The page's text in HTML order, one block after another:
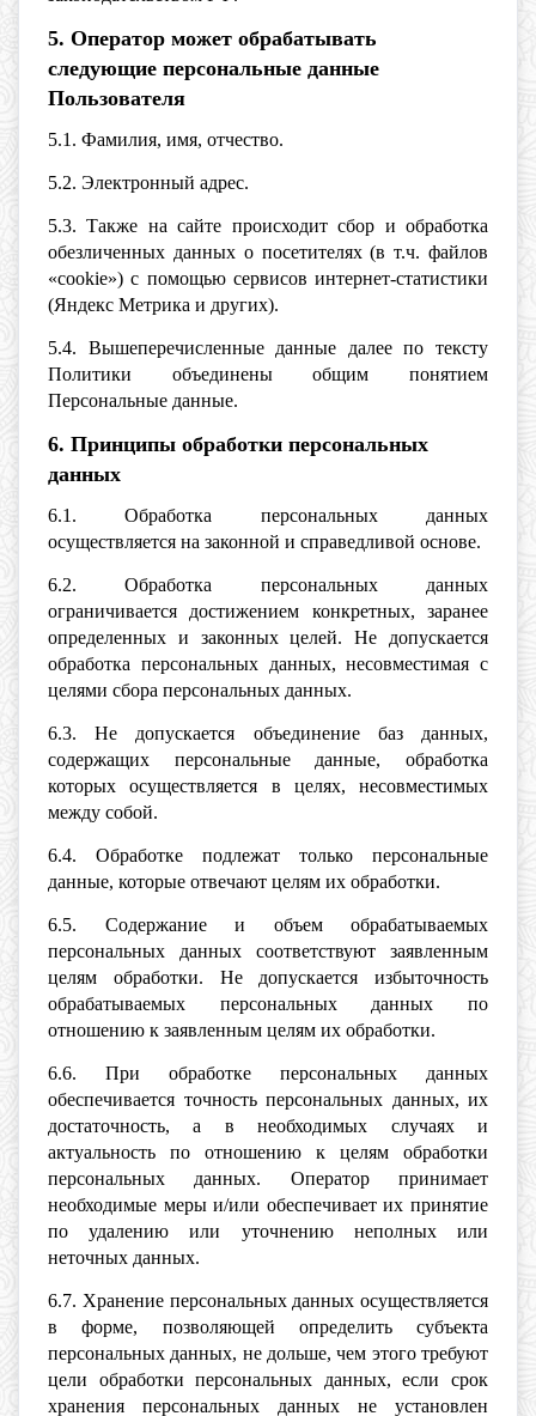
5. Оператор может обрабатывать
следующие персональные данные
Пользователя
5.1. Фамилия, имя, отчество.
5.2. Электронный адрес.
5.3. Также на сайте происходит сбор и обработка
обезличенных данных о посетителях (в т.ч. файлов
«cookie») с помощью сервисов интернет-статистики
(Яндекс Метрика и других).
5.4. Вышеперечисленные данные далее по тексту
Политики объединены общим понятием
Персональные данные.
6. Принципы обработки персональных
данных
6.1. Обработка персональных данных
осуществляется на законной и справедливой основе.
6.2. Обработка персональных данных
ограничивается достижением конкретных, заранее
определенных и законных целей. Не допускается
обработка персональных данных, несовместимая с
целями сбора персональных данных.
6.3. Не допускается объединение баз данных,
содержащих персональные данные, обработка
которых осуществляется в целях, несовместимых
между собой.
6.4. Обработке подлежат только персональные
данные, которые отвечают целям их обработки.
6.5. Содержание и объем обрабатываемых
персональных данных соответствуют заявленным
целям обработки. Не допускается избыточность
обрабатываемых персональных данных по
отношению к заявленным целям их обработки.
6.6. При обработке персональных данных
обеспечивается точность персональных данных, их
достаточность, а в необходимых случаях и
актуальность по отношению к целям обработки
персональных данных. Оператор принимает
необходимые меры и/или обеспечивает их принятие
по удалению или уточнению неполных или
неточных данных.
6.7. Хранение персональных данных осуществляется
в форме, позволяющей определить субъекта
персональных данных, не дольше, чем этого требуют
цели обработки персональных данных, если срок
хранения персональных данных не установлен